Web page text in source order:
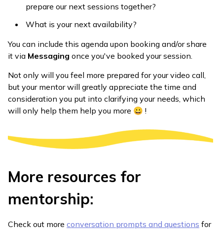
prepare our next sessions together?
What is your next availability?
You can include this agenda upon booking and/or share
it via Messaging once you've booked your session.
Not only will you feel more prepared for your video call,
but your mentor will greatly appreciate the time and
consideration you put into clarifying your needs, which
will only help them help you more 😀 !
More resources for
mentorship:
Check out more conversation prompts and questions for